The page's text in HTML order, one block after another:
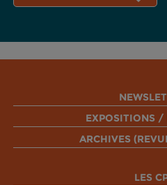
EXPOSITIONS /
ARCHIVES
LES